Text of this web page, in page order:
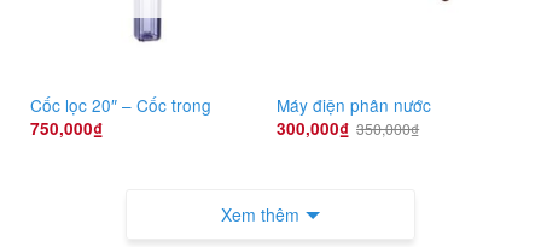
Cốc lọc 20″ – Cốc trong
750,000₫
Máy điện phân nước
300,000₫ 350,000₫
Xem thêm